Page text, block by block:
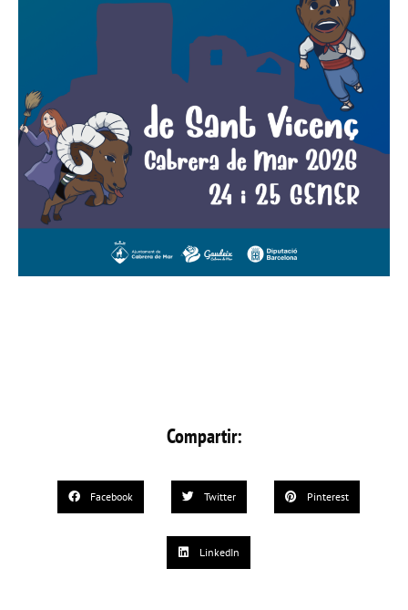
Compartir:
Facebook Twitter Pinterest
LinkedIn